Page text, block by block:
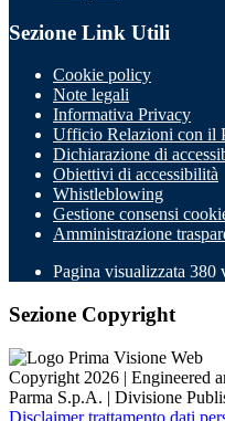
Sezione Link Utili
Cookie policy
Note legali
Informativa Privacy
Ufficio Relazioni con il
Dichiarazione di
Obiettivi di accessibilità
Whistleblowing
Gestione consensi
Amministrazione
Pagina visualizzata 380
Sezione Copyright
Copyright 2026 | Engineered
Parma S.p.A. | Divisione
Disclaimer trattamento dati